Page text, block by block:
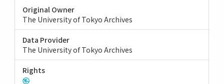
Original Owner
The University of Tokyo Archives
Data Provider
The University of Tokyo Archives
Rights